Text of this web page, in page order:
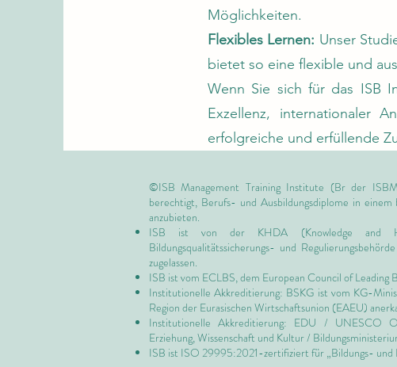
Möglichkeiten.
Flexibles Lernen: Unser
bietet so eine flexible und
Wenn Sie sich für das ISB
Exzellenz, internationaler
erfolgreiche und erfüllende
©ISB Management Training Institute (Br der
berechtigt, Berufs- und Ausbildungsdiplome in
anzubieten.
ISB ist vonder KHDA (Knowledge and
Bildungsqualitätssicherungs- und
zugelassen.
ISB ist vom ECLBS, dem European Council of Leading
Institutionelle Akkreditierung: BSKG ist vom KG-
Region der Eurasischen Wirtschaftsunion (EAEU)
Institutionelle Akkreditierung: EDU / UNESCO
Erziehung, Wissenschaft und Kultur /
ISB ist ISO 29995:2021-zertifiziert für „Bildungs- und